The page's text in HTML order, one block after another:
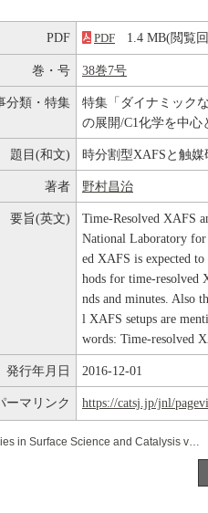
PDF PDF 1.4 MB(閲覧
巻・号 38巻7号
分類・特集
特集「ダイナミック
の展開/C1化学を中心
題目(和文) 時分割型XAFSと触媒
著者 野村昌治
要旨(英文)
Time-Resolved XAFS
National Laboratory for
ed XAFS is expected
hods for time-resolved
nds and minutes. Also
l XAFS setups are
words: Time-resolved
発行年月日 2016-12-01
ーマリンク https://catsj.jp/jnl/
Studies in Surface Science and Catalysis vol.96 Catalysis and Automotive Pollution Control III